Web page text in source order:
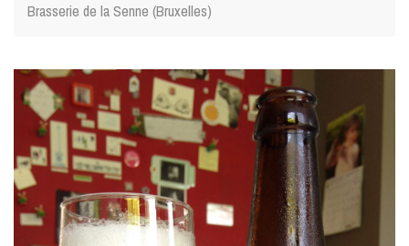
Brasserie de la Senne (Bruxelles)